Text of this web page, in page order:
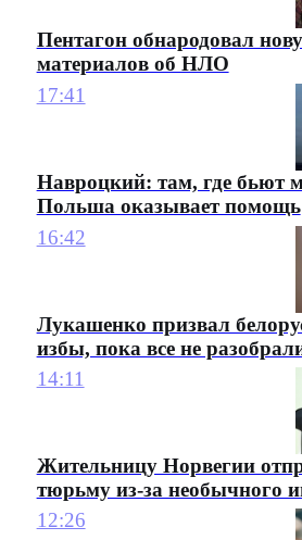
Пентагон обнародовал
материалов об НЛО
17:41
Навроцкий: там, где бьют
Польша оказывает помощь
16:42
Лукашенко призвал
избы, пока все не
14:11
Жительницу Норвегии
тюрьму из-за необычного
12:26